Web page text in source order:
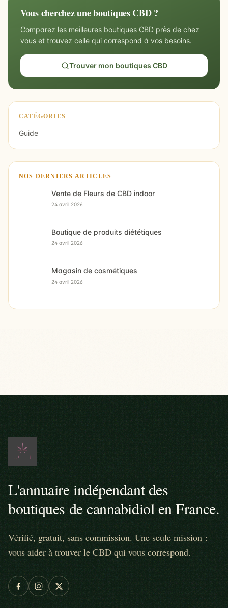
Vous cherchez une boutiques CBD ?
Comparez les meilleures boutiques CBD près de chez
vous et trouvez celle qui correspond à vos besoins.
Trouver mon boutiques CBD
CATÉGORIES
Guide
NOS DERNIERS ARTICLES
Vente de Fleurs de CBD indoor
24 avril 2026
Boutique de produits diététiques
24 avril 2026
Magasin de cosmétiques
24 avril 2026
L'annuaire indépendant des
boutiques de cannabidiol en France.
Vérifié, gratuit, sans commission. Une seule mission :
vous aider à trouver le CBD qui vous correspond.